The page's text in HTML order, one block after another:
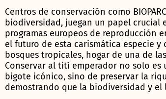
Centros de conservación como
biodiversidad, juegan un papel crucial
programas europeos de reproducción
el futuro de esta carismática especie
bosques tropicales, hogar de una de
Conservar al tití emperador no solo
bigote icónico, sino de preservar la
demostrando que la biodiversidad y